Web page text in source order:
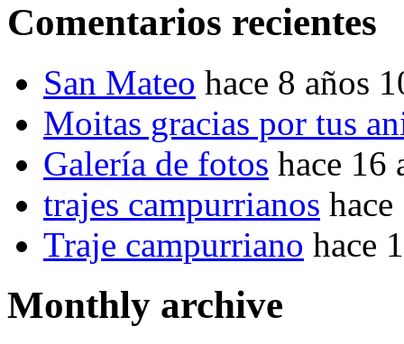
Comentarios recientes
San Mateo hace 8 años
Moitas gracias por tus
Galería de fotos hace 16
trajes campurrianos
Traje campurriano hace
Monthly archive